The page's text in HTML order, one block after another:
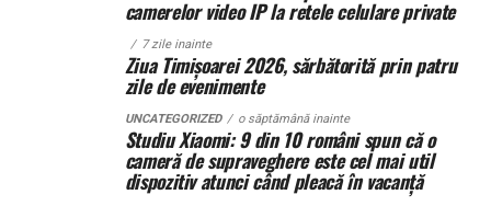
Când intervine uzucapiunea
Posesorul nu rămâne fără apărare. Uneori, chiar câștigă.
posesie îndelungată, dacă sunt îndeplinite anumite
condiții: posesie continuă, publică, pașnică și sub nume
Panouri fotovoltaice instalate:24 kW
Sistem de stocare:52 kWh baterii LiFePO4
Invertor hibrid:24 kW
Dimensiune container transport:3 × 2,5
metri
camerelor video IP la retele celulare private
7 zile inainte
Ziua Timișoarei 2026, sărbătorită prin patru
zile de evenimente
UNCATEGORIZED o săptămână inainte
Studiu Xiaomi: 9 din 10 români spun că o
cameră de supraveghere este cel mai util
dispozitiv atunci când pleacă în vacanță